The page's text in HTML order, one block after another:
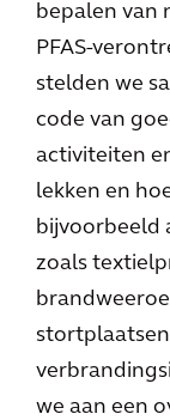
bepalen van
PFAS-
stelden we
code van
activiteiten
lekken en
bijvoorbeeld
zoals
we aan een